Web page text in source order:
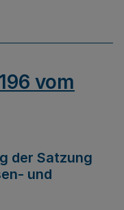
vom
der Satzung
und